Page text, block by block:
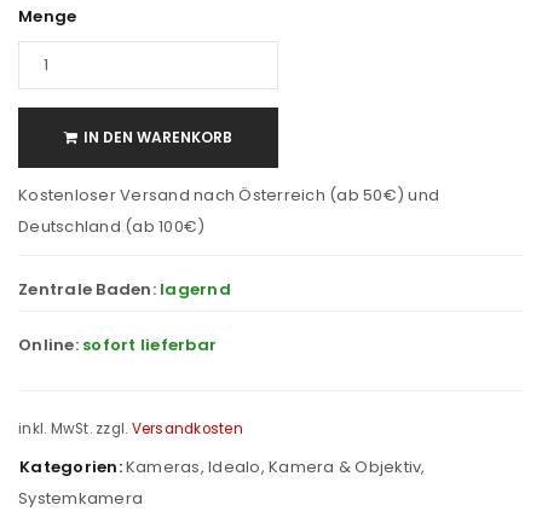
Menge
IN DEN WARENKORB
Kostenloser Versand nach Österreich (ab 50€) und
Deutschland (ab 100€)
Zentrale Baden: lagernd
Online: sofort lieferbar
inkl. MwSt. zzgl. Versandkosten
Kategorien:Kameras, Idealo, Kamera & Objektiv,
Systemkamera